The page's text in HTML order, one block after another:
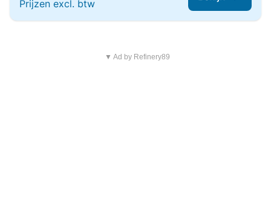
Prijzen excl. btw
▼ Ad by Refinery89